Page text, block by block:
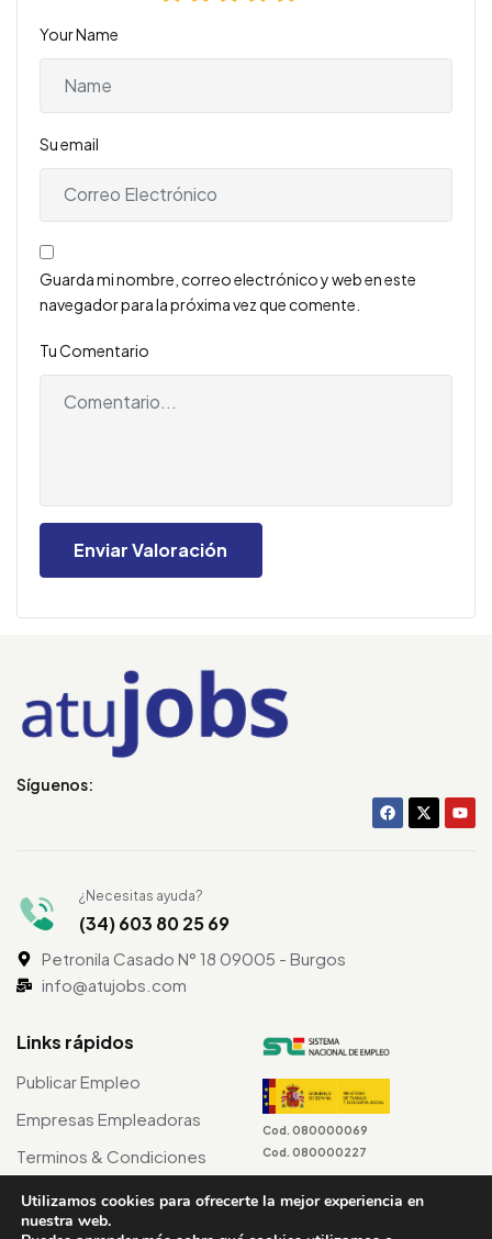
Your Name
Su email
Guarda mi nombre, correo electrónico y web en este
navegador para la próxima vez que comente.
Tu Comentario
Síguenos:
¿Necesitas ayuda?
(34) 603 80 25 69
Petronila Casado N° 18 09005 - Burgos
info@atujobs.com
Links rápidos
Publicar Empleo
Empresas Empleadoras
Terminos & Condiciones
Cod. 080000069
Cod. 080000227
Utilizamos cookies para ofrecerte la mejor experiencia en
nuestra web.